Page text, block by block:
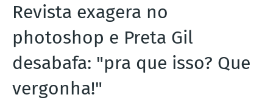
Revista exagera no
photoshop e Preta Gil
desabafa: "pra que isso? Que
vergonha!"